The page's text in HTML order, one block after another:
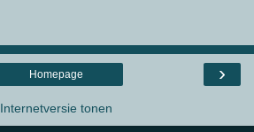
›
Homepage
Internetversie tonen